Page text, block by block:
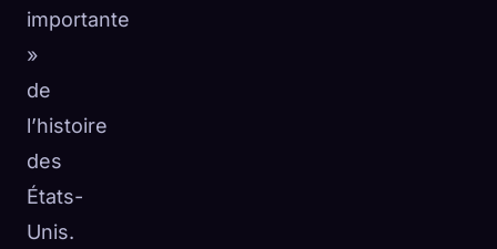
importante
»
de
l’histoire
des
États-
Unis.